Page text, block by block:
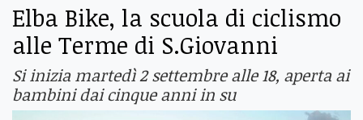
Elba Bike, la scuola di ciclismo
alle Terme di S.Giovanni
Si inizia martedì 2 settembre alle 18, aperta ai
bambini dai cinque anni in su